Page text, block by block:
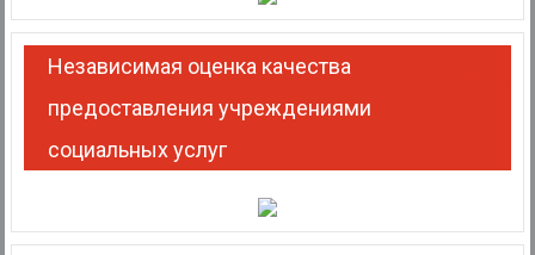
Независимая оценка качества
предоставления учреждениями
социальных услуг